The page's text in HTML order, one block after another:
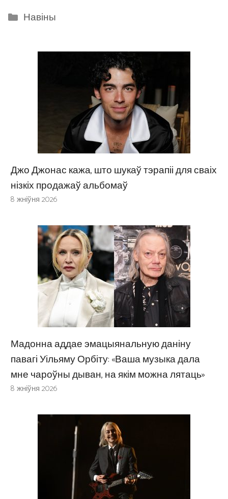
Categories
Навіны
Джо Джонас кажа, што шукаў тэрапіі для сваіх
нізкіх продажаў альбомаў
8 жніўня 2026
Мадонна аддае эмацыянальную даніну
павагі Уільяму Орбіту: «Ваша музыка дала
мне чароўны дыван, на якім можна лятаць»
8 жніўня 2026